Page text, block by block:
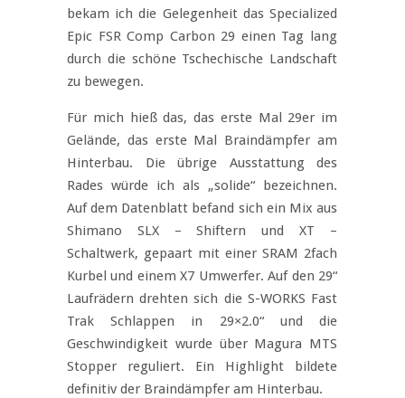
bekam ich die Gelegenheit das Specialized
Epic FSR Comp Carbon 29 einen Tag lang
durch die schöne Tschechische Landschaft
zu bewegen.
Für mich hieß das, das erste Mal 29er im
Gelände, das erste Mal Braindämpfer am
Hinterbau. Die übrige Ausstattung des
Rades würde ich als „solide“ bezeichnen.
Auf dem Datenblatt befand sich ein Mix aus
Shimano SLX – Shiftern und XT –
Schaltwerk, gepaart mit einer SRAM 2fach
Kurbel und einem X7 Umwerfer. Auf den 29“
Laufrädern drehten sich die S-WORKS Fast
Trak Schlappen in 29×2.0“ und die
Geschwindigkeit wurde über Magura MTS
Stopper reguliert. Ein Highlight bildete
definitiv der Braindämpfer am Hinterbau.